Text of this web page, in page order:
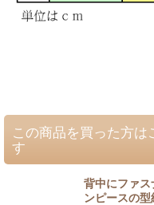
この商品を買った方は
す
背中にファ
ンピースの